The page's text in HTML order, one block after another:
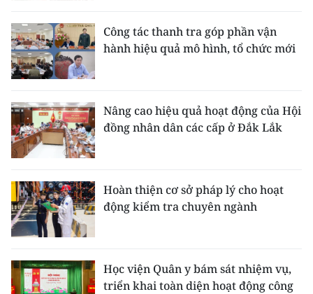
Media Y tế
Media Khoa học - Công nghệ
Media Môi trường
Ảnh
Infographic
TIN MỚI
TIN ĐỊA PHƯƠNG
Đồng bằng sông Hồng
Công tác thanh tra góp phần vận
hành hiệu quả mô hình, tổ chức mới
Nâng cao hiệu quả hoạt động của Hội
đồng nhân dân các cấp ở Đắk Lắk
Hoàn thiện cơ sở pháp lý cho hoạt
động kiểm tra chuyên ngành
Học viện Quân y bám sát nhiệm vụ,
triển khai toàn diện hoạt động công